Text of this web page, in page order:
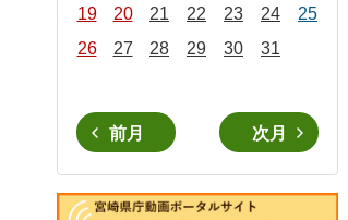
19
20 21 22 23 24
25
26
27 28 29 30 31
前月 次月